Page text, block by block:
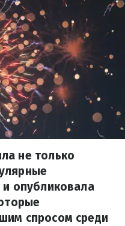
не только
опубликовала
спросом среди